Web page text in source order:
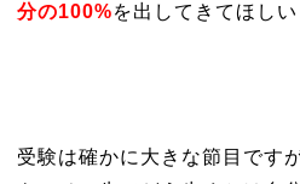
分の100%を出してきてほしい
受験は確かに大きな節目です